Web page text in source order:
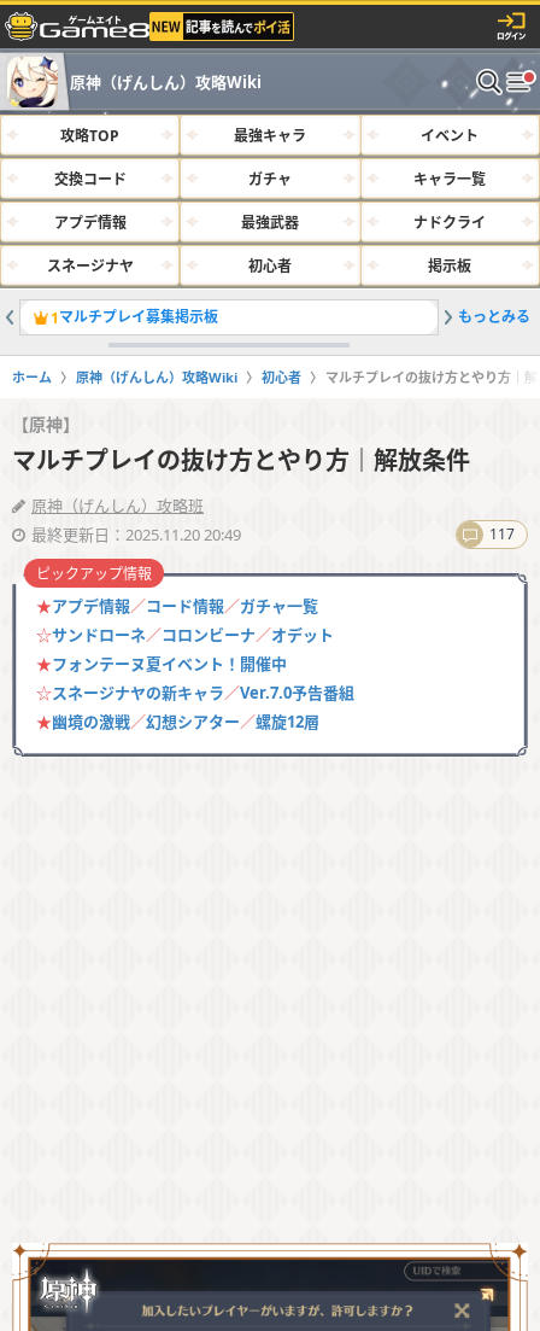
原神（げんしん）攻略Wiki
攻略TOP 最強キャラ イベント
交換コード ガチャ キャラ一覧
アプデ情報 最強武器 ナドクライ
スネージナヤ 初心者 掲示板
1マルチプレイ募集掲示板 2サルベ
もっとみる
ホーム 原神（げんしん）攻略Wiki 初心者 マルチプレイの抜け方とやり方｜
【原神】
マルチプレイの抜け方とやり方｜解放条件
原神（げんしん）攻略班
最終更新日：2025.11.20 20:49
117
★アプデ情報／コード情報／ガチャ一覧
☆サンドローネ／コロンビーナ／オデット
★フォンテーヌ夏イベント！開催中
☆スネージナヤの新キャラ／Ver.7.0予告番組
★幽境の激戦／幻想シアター／螺旋12層
ピックアップ情報